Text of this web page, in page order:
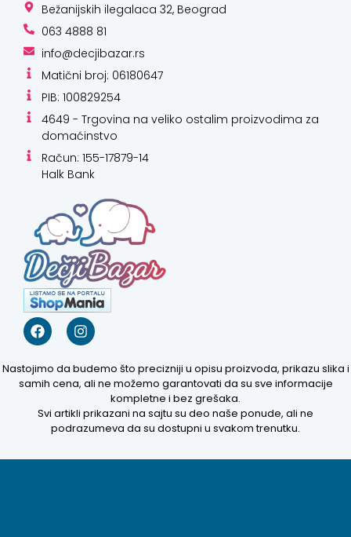
Bežanijskih ilegalaca 32, Beograd
063 4888 81
info@decjibazar.rs
Matični broj: 06180647
PIB: 100829254
4649 - Trgovina na veliko ostalim proizvodima za
domaćinstvo
Račun: 155-17879-14
Halk Bank
Nastojimo da budemo što precizniji u opisu proizvoda, prikazu slika i
samih cena, ali ne možemo garantovati da su sve informacije
kompletne i bez grešaka.
Svi artikli prikazani na sajtu su deo naše ponude, ali ne
podrazumeva da su dostupni u svakom trenutku.
Kako mogu da